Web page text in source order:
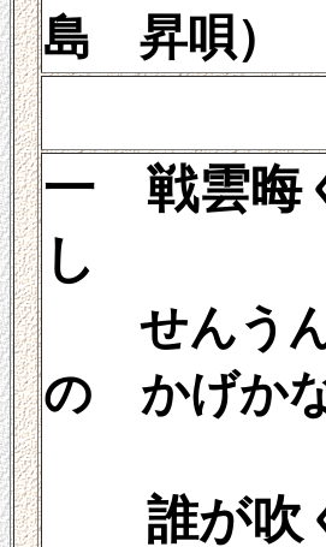
島 昇唄）
一 戦雲
し
せんうん
の かげか
誰が吹